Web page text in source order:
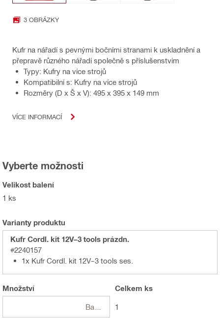
3 OBRÁZKY
Kufr na nářadí s pevnými bočními stranami k uskladnění a
přepravě různého nářadí společně s příslušenstvím
Typy: Kufry na více strojů
Kompatibilní s: Kufry na více strojů
Rozměry (D x Š x V): 495 x 395 x 149 mm
VÍCE INFORMACÍ
Vyberte možnosti
Velikost balení
1 ks
Varianty produktu
Kufr Cordl. kit 12V–3 tools prázdn.
#2240157
1x Kufr Cordl. kit 12V–3 tools ses.
Množství Celkem ks
1